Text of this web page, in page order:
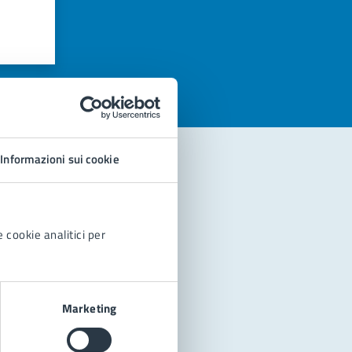
Informazioni sui cookie
cookie analitici per
Marketing